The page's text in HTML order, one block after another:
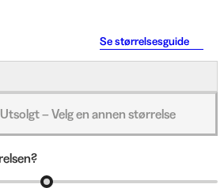
Se størrelsesguide
Utsolgt – Velg en annen størrelse